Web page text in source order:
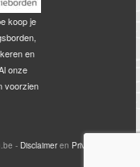
koop je
en
onze
voorzien
- Disclaimeren Privacy